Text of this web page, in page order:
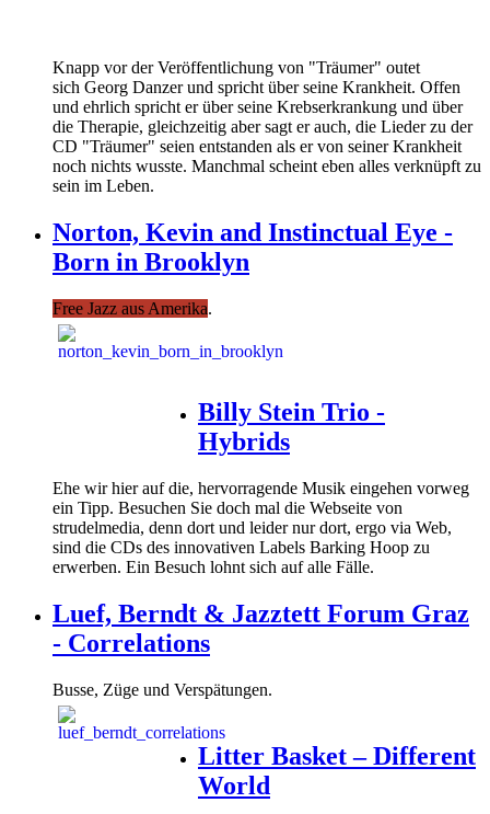
Knapp vor der Veröffentlichung von "Träumer" outet
sich Georg Danzer und spricht über seine Krankheit. Offen
und ehrlich spricht er über seine Krebserkrankung und über
die Therapie, gleichzeitig aber sagt er auch, die Lieder zu der
CD "Träumer" seien entstanden als er von seiner Krankheit
noch nichts wusste. Manchmal scheint eben alles verknüpft zu
sein im Leben.
Norton, Kevin and Instinctual Eye -
Born in Brooklyn
Free Jazz aus Amerika.
Billy Stein Trio -
Hybrids
Ehe wir hier auf die, hervorragende Musik eingehen vorweg
ein Tipp. Besuchen Sie doch mal die Webseite von
strudelmedia, denn dort und leider nur dort, ergo via Web,
sind die CDs des innovativen Labels Barking Hoop zu
erwerben. Ein Besuch lohnt sich auf alle Fälle.
Luef, Berndt & Jazztett Forum Graz
- Correlations
Busse, Züge und Verspätungen.
Litter Basket – Different
World